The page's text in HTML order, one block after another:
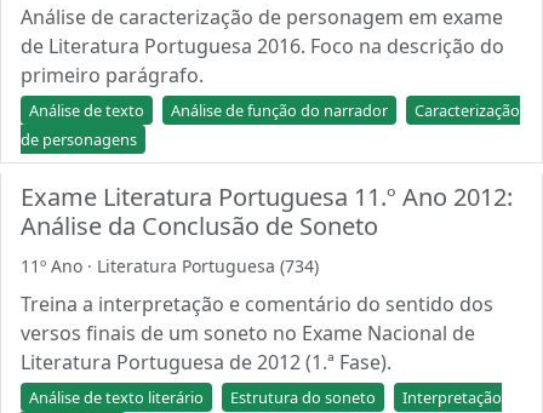
Análise de caracterização de personagem em exame
de Literatura Portuguesa 2016. Foco na descrição do
primeiro parágrafo.
Análise de texto Análise de função do narrador
Caracterização
de personagens
Exame Literatura Portuguesa 11.º Ano 2012:
Análise da Conclusão de Soneto
11º Ano · Literatura Portuguesa (734)
Treina a interpretação e comentário do sentido dos
versos finais de um soneto no Exame Nacional de
Literatura Portuguesa de 2012 (1.ª Fase).
Análise de texto literário Estrutura do soneto
Interpretação